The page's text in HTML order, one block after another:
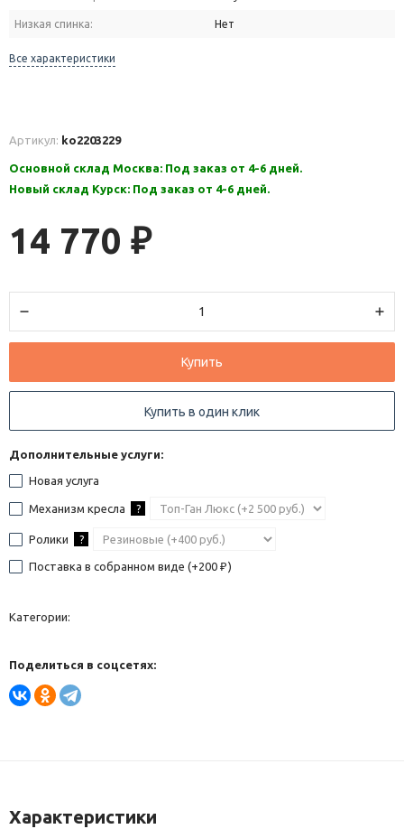
Низкая спинка: Нет
Все характеристики
Артикул: ko2203229
Основной склад Москва: Под заказ от 4-6 дней.
Новый склад Курск: Под заказ от 4-6 дней.
14 770 ₽
Купить
Купить в один клик
Дополнительные услуги:
Новая услуга
Механизм кресла ?
Ролики ?
Поставка в собранном виде (+200 ₽ )
Категории:
Поделиться в соцсетях:
Характеристики